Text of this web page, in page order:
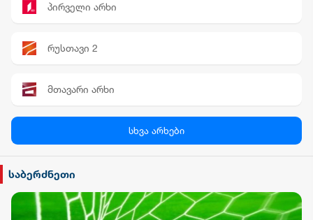
პირველი არხი
რუსთავი 2
მთავარი არხი
სილქ უნივერსალი
TV პირველი
სხვა არხები
საბერძნეთი